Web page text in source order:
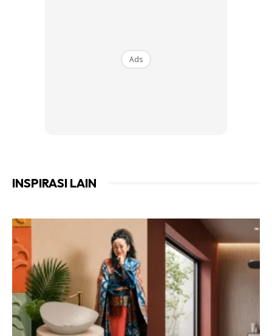
dibiarkan, nanti akan jadi banyak. Jadi, boleh cuba halau
guna petua ni terutamanya kalau ada anak-anak kecil.
Lebih selamat sebab tak guna racun serangga.
Ads
INSPIRASI LAIN